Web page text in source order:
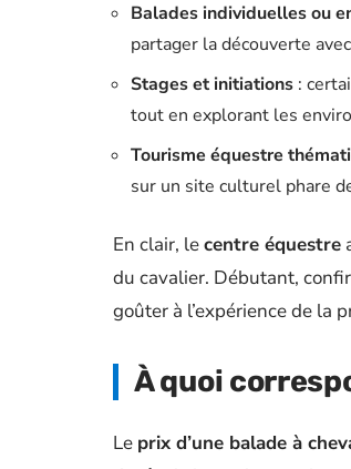
Balades individuelles ou
partager la découverte
Stages et initiations :
tout en explorant les
Tourisme équestre
sur un site culturel phare
En clair, lecentre équestre
du cavalier. Débutant,
goûter à l’expérience de la
À quoi
Le prix d’une balade à